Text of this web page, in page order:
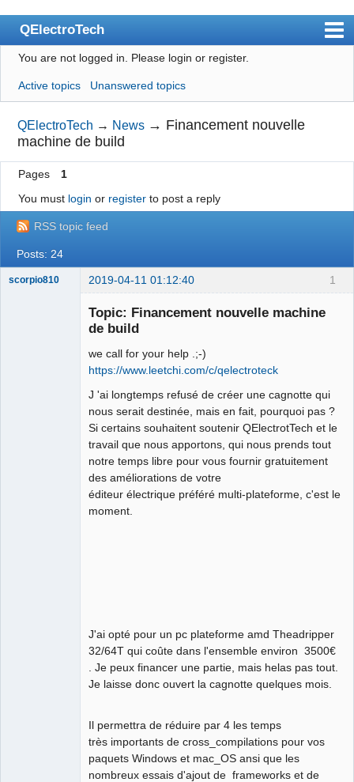
QElectroTech
Index
User list
Search
Register
Login
Site officiel
Wiki
BugTracker
Manual 0.8_cs
Google_Search
You are not logged in. Please login or register.
Active topics Unanswered topics
QElectroTech → News → Financement nouvelle
machine de build
Pages
1
You must login or registerto post a reply
RSS topic feed
Posts: 24
1
scorpio810 2019-04-11 01:12:40
Topic: Financement nouvelle machine
de build
we call for your help .;-)
https://www.leetchi.com/c/qelectroteck
J 'ai longtemps refusé de créer une cagnotte qui
nous serait destinée, mais en fait, pourquoi pas ?
Si certains souhaitent soutenir QElectrotTech et le
travail que nous apportons, qui nous prends tout
notre temps libre pour vous fournir gratuitement
des améliorations de votre
éditeur électrique préféré multi-plateforme, c'est le
moment.
J'ai opté pour un pc plateforme amd Theadripper
32/64T qui coûte dans l'ensemble environ 3500€
. Je peux financer une partie, mais helas pas tout.
Je laisse donc ouvert la cagnotte quelques mois.
Il permettra de réduire par 4 les temps
très importants de cross_compilations pour vos
paquets Windows et mac_OS ansi que les
nombreux essais d'ajout de frameworks et de